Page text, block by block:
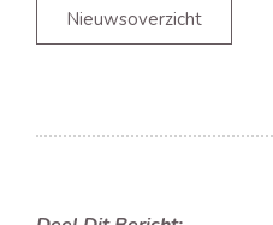
Nieuwsoverzicht